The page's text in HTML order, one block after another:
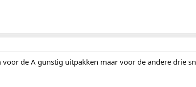
de A gunstig uitpakken maar voor de andere drie